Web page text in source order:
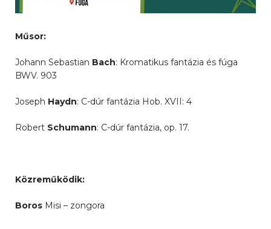
Műsor:
Johann Sebastian Bach: Kromatikus fantázia és fúga
BWV. 903
Joseph Haydn: C-dúr fantázia Hob. XVII: 4
Robert Schumann: C-dúr fantázia, op. 17.
Közreműködik:
Boros Misi – zongora